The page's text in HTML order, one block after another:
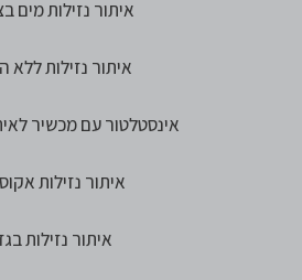
איתור נזילות מים
איתור נזילות ללא
אינסטלטור עם מכשיר
איתור נזילות
איתור נזילות בגז